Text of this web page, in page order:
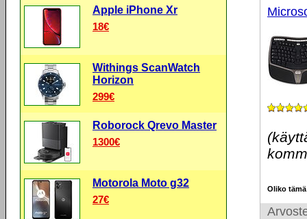
Oliko
Apple iPhone Xr
18€
Withings ScanWatch
Horizon
299€
Roborock Qrevo Master
1300€
Motorola Moto g32
27€